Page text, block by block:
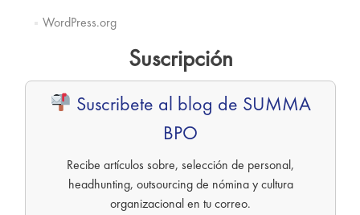
WordPress.org
Suscripción
Suscribete al blog de SUMMA
BPO
Recibe artículos sobre, selección de personal,
headhunting, outsourcing de nómina y cultura
organizacional en tu correo.